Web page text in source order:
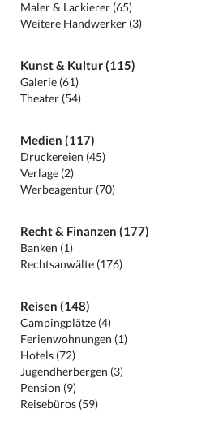
Maler & Lackierer (65)
Weitere Handwerker (3)
Kunst & Kultur (115)
Galerie (61)
Theater (54)
Medien (117)
Druckereien (45)
Verlage (2)
Werbeagentur (70)
Recht & Finanzen (177)
Banken (1)
Rechtsanwälte (176)
Reisen (148)
Campingplätze (4)
Ferienwohnungen (1)
Hotels (72)
Jugendherbergen (3)
Pension (9)
Reisebüros (59)